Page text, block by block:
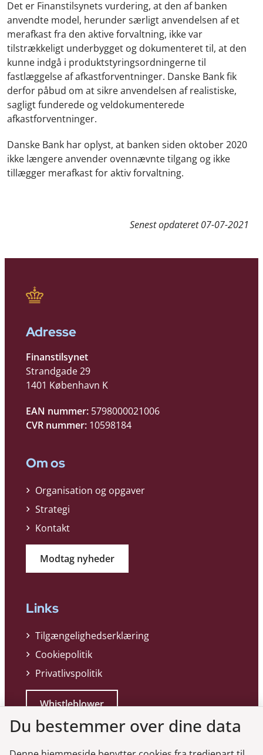
Det er Finanstilsynets vurdering, at den af banken
anvendte model, herunder særligt anvendelsen af et
merafkast fra den aktive forvaltning, ikke var
tilstrækkeligt underbygget og dokumenteret til, at den
kunne indgå i produktstyringsordningerne til
fastlæggelse af afkastforventninger. Danske Bank fik
derfor påbud om at sikre anvendelsen af realistiske,
sagligt funderede og veldokumenterede
afkastforventninger.
Danske Bank har oplyst, at banken siden oktober 2020
ikke længere anvender ovennævnte tilgang og ikke
tillægger merafkast for aktiv forvaltning.
Senest opdateret07-07-2021
Adresse
Finanstilsynet
Strandgade 29
1401 København K
EAN nummer: 5798000021006
CVR nummer: 10598184
Om os
Organisation og opgaver
Strategi
Kontakt
Modtag nyheder
Links
Tilgængelighedserklæring
Cookiepolitik
Privatlivspolitik
Whistleblower
Du bestemmer over dine data